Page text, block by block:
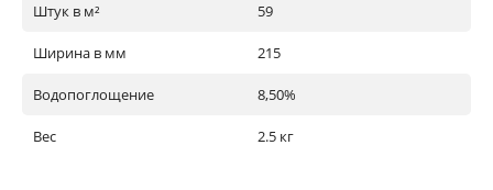
Штук в м² 59
Ширина в мм 215
Водопоглощение 8,50%
Вес 2.5 кг